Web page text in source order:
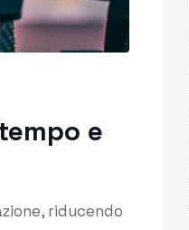
e
riducendo